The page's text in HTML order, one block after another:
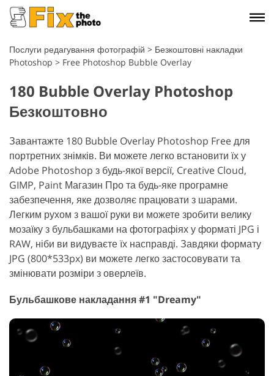
Послуги редагування фотографій > Безкоштовні накладки
Photoshop > Free Photoshop Bubble Overlay
180 Bubble Overlay Photoshop
Безкоштовно
Завантажте 180 Bubble Overlay Photoshop Free для
портретних знімків. Ви можете легко встановити їх у
Adobe Photoshop з будь-якої версії, Creative Cloud,
GIMP, Paint Магазин Про та будь-яке програмне
забезпечення, яке дозволяє працювати з шарами.
Легким рухом з вашої руки ви можете зробити велику
мозаїку з бульбашками на фотографіях у форматі JPG і
RAW, ніби ви видуваєте їх насправді. Завдяки формату
JPG (800*533px) ви можете легко застосовувати та
змінювати розміри з оверлеїв.
Бульбашкове накладання #1 "Dreamy"